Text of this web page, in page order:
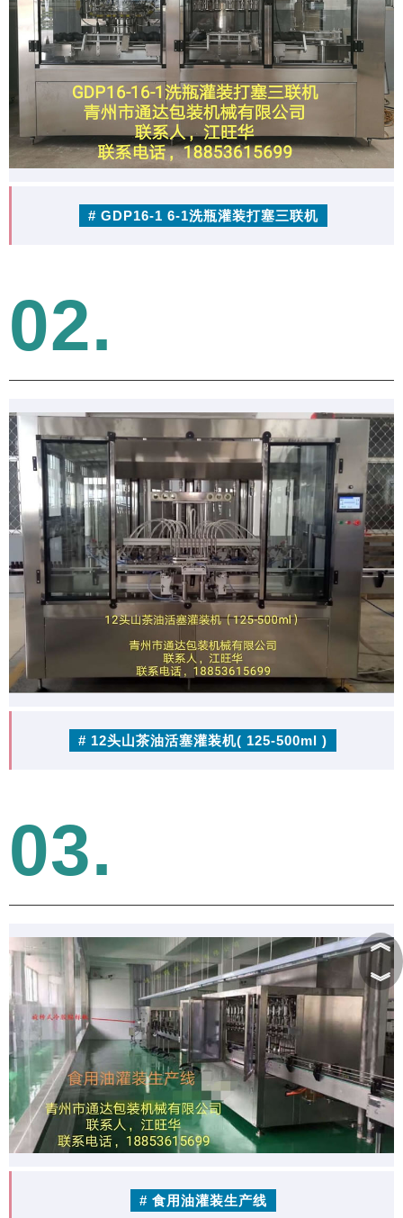
# GDP16-1 6-1洗瓶灌装打塞三联机
02.
# 12头山茶油活塞灌装机( 125-500ml )
03.
# 食用油灌装生产线
︽
︾